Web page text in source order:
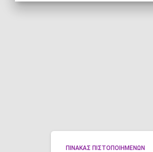
ΠΊΝΑΚΑΣ ΠΙΣΤΟΠΟΙΗΜΈΝΩΝ